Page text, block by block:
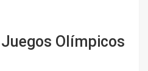
Olímpicos